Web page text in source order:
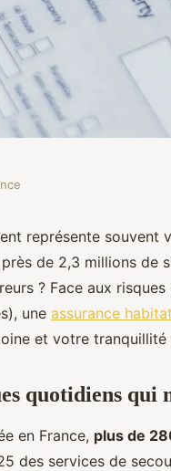
:
représente souvent
de 2,3 millions de
? Face aux
une assurance
et votre
quotidiens qui
en France, plus de
des services de